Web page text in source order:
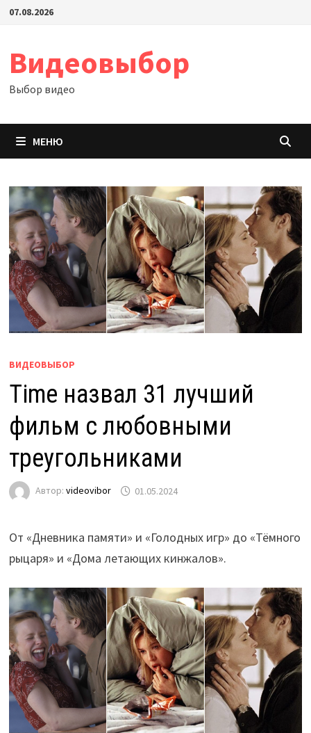
Перейти
07.08.2026
Видеовыбор
Выбор видео
МЕНЮ
ВИДЕОВЫБОР
Time назвал 31 лучший
фильм с любовными
треугольниками
Автор: videovibor 01.05.2024
От «Дневника памяти» и «Голодных игр» до «Тёмного
рыцаря» и «Дома летающих кинжалов».